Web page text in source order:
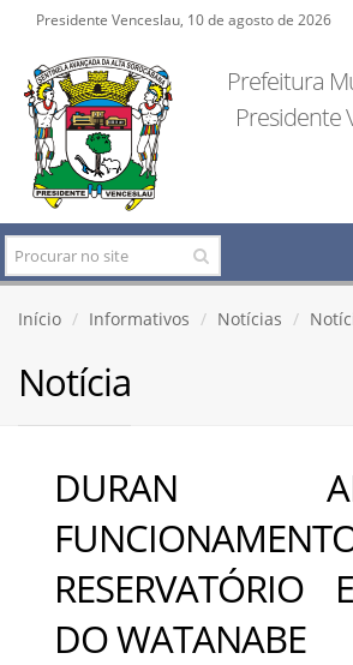
Presidente Venceslau, 10 de agosto de 2026
Prefeitura
Presidente
Início Informativos Notícias
Notícia
DURAN
RESERVATÓRIO
DO WATANABE